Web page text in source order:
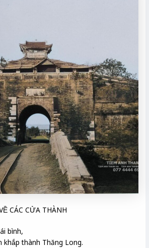
CÁC CỬA THÀNH
bình,
khắp thành Thăng Long.